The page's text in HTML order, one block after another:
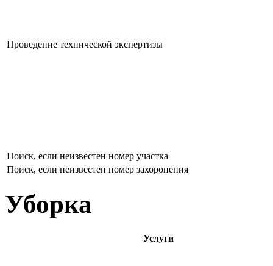
Проведение технической экспертизы
Поиск, если неизвестен номер участка
Поиск, если неизвестен номер захоронения
Уборка
Услуги